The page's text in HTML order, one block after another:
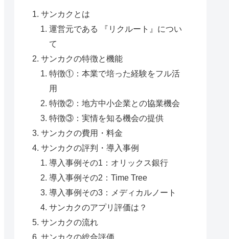
サンカクとは
運営元である 『リクルート』につい
て
サンカクの特徴と機能
特徴①：本業で培った経験をフル活
用
特徴②：地方中小企業との協業機会
特徴③：実情を知る機会の提供
サンカクの費用・料金
サンカクの評判・導入事例
導入事例その1：オリックス銀行
導入事例その2：Time Tree
導入事例その3：メディカルノート
サンカクのアプリ評価は？
サンカクの流れ
サンカクの総合評価